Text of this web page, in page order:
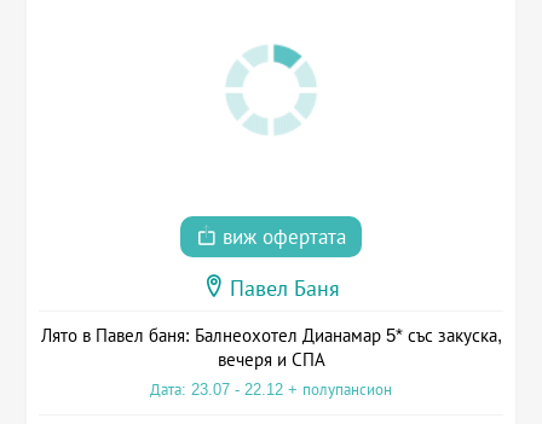
виж офертата
Павел Баня
Лято в Павел баня: Балнеохотел Дианамар 5* със закуска,
вечеря и СПА
Дата: 23.07 - 22.12 + полупансион